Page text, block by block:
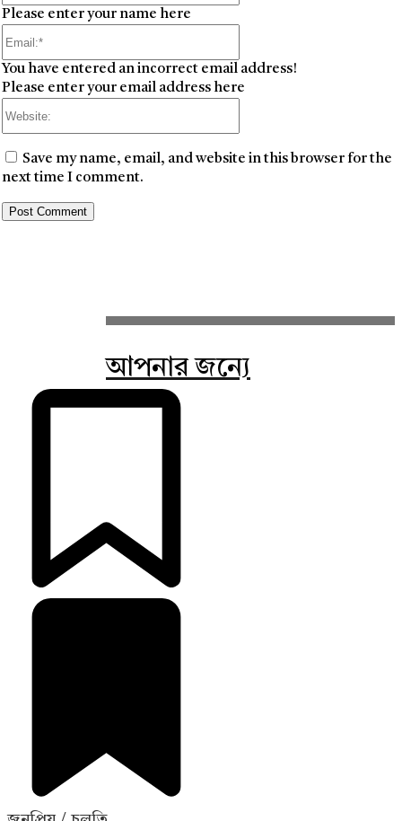
Please enter your name here
You have entered an incorrect email address!
Please enter your email address here
Save my name, email, and website in this browser for the
next time I comment.
আপনার জন্যে